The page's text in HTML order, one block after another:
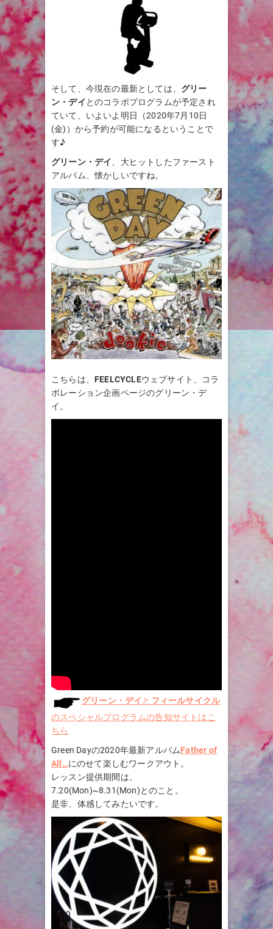
そして、今現在の最新としては、 グリー
ン・デイ とのコラボプログラムが予定され
ていて、いよいよ明日（2020年7月10日
(金)）から予約が可能になるということで
す♪
グリーン・デイ
、大ヒットしたファースト
アルバム、懐かしいですね。
こちらは、 FEELCYCLEウェブサイト、コラ
ボレーション企画ページのグリーン・デ
イ。
グリーン・デイ と フィールサイクル
のスペシャルプログラムの告知サイトはこ
ちら
Green Dayの2020年最新アルバムFather of
All…にのせて楽しむワークアウト。
レッスン提供期間は、
7.20(Mon)~8.31(Mon)とのこと。
是非、体感してみたいです。